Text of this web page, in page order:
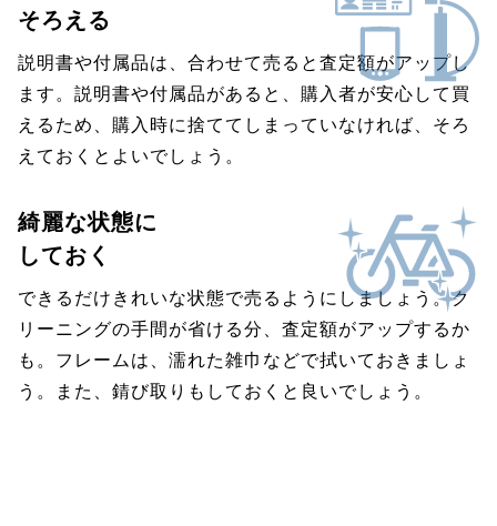
そろえる
説明書や付属品は、合わせて売ると査定額がアップし
ます。説明書や付属品があると、購入者が安心して買
えるため、購入時に捨ててしまっていなければ、そろ
えておくとよいでしょう。
綺麗な状態に
しておく
できるだけきれいな状態で売るようにしましょう。ク
リーニングの手間が省ける分、査定額がアップするか
も。フレームは、濡れた雑巾などで拭いておきましょ
う。また、錆び取りもしておくと良いでしょう。